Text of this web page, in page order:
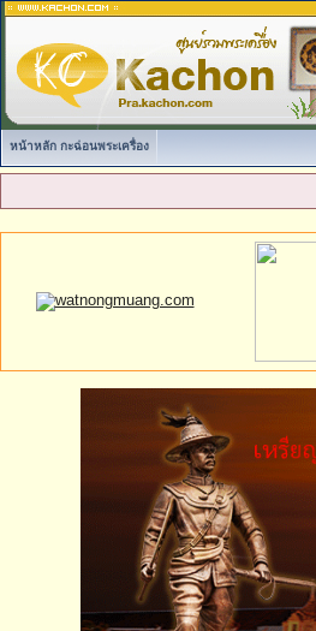
หน้าหลัก กะฉ่อนพระเครื่อง